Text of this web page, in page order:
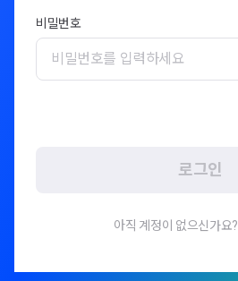
비밀번호
로그인
아직 계정이 없으신가요?